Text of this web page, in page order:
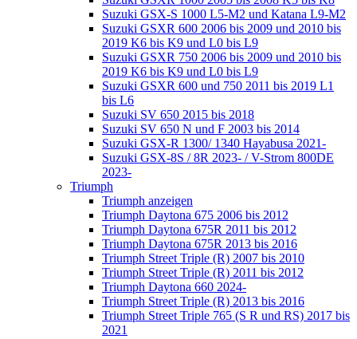
Suzuki GSX-S 1000 L5-M2 und Katana L9-M2
Suzuki GSXR 600 2006 bis 2009 und 2010 bis
2019 K6 bis K9 und L0 bis L9
Suzuki GSXR 750 2006 bis 2009 und 2010 bis
2019 K6 bis K9 und L0 bis L9
Suzuki GSXR 600 und 750 2011 bis 2019 L1
bis L6
Suzuki SV 650 2015 bis 2018
Suzuki SV 650 N und F 2003 bis 2014
Suzuki GSX-R 1300/ 1340 Hayabusa 2021-
Suzuki GSX-8S / 8R 2023- / V-Strom 800DE
2023-
Triumph
Triumph anzeigen
Triumph Daytona 675 2006 bis 2012
Triumph Daytona 675R 2011 bis 2012
Triumph Daytona 675R 2013 bis 2016
Triumph Street Triple (R) 2007 bis 2010
Triumph Street Triple (R) 2011 bis 2012
Triumph Daytona 660 2024-
Triumph Street Triple (R) 2013 bis 2016
Triumph Street Triple 765 (S R und RS) 2017 bis
2021